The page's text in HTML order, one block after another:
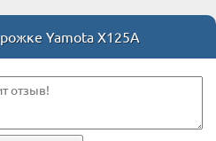
Yamota X125A